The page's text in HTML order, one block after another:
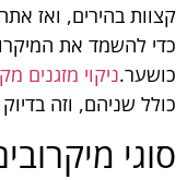
קצוות בהירים, ואז
כדי להשמד את
כושער.ניקוי מזגנים
כולל שניהם, וזה
סוגי